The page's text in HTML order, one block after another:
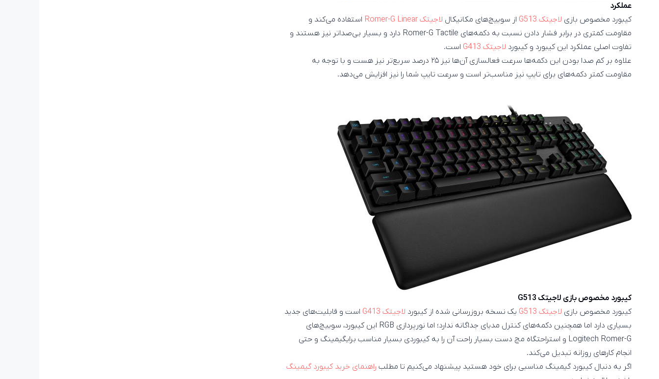
عملکرد
کیبورد مخصوص بازی لاجیتک G513 از سوییچ‌های مکانیکال لاجیتک Romer-G Linear
استفاده می‌کند و
مقاومت کمتری در برابر فشار دادن نسبت به دکمه‌های Romer-G Tactile دارد و بسیار بی‌صداتر نیز هستند و
تفاوت اصلی عملکرد این کیبورد و کیبورد لاجیتک G413
است.
علاوه بر کم صدا بودن این دکمه‌ها سرعت فعالسازی آن‌ها نیز ۲۵ درصد سریع‌تر نیز هست و با توجه به
مقاومت کمتر دکمه‌های برای تایپ نیز مناسب‌تر است و سرعت تایپ شما را نیز افزایش می‌دهد.
کیبورد مخصوص بازی لاجیتک G513
کیبورد مخصوص بازی لاجیتک G513 یک نسخه بروزرسانی شده از کیبورد لاجیتک G413
است و قابلیت‌های جدید
بسیاری دارد اما همچنین دکمه‌های کنترل مدیای جداگانه ندارد؛ اما نورپردازی RGB این کیبورد، سوییچ‌های
Logitech Romer-G و استراحتگاه مچ دست بسیار راحت آن را به کیبوردی بسیار مناسب برایگیمینگ و حتی
انجام کارهای روزانه تبدیل می‌کند.
اگر به دنبال کیبورد گیمینگ مناسبی برای خود هستید پیشنهاد می‌کنیم تا مطلب راهنمای خرید کیبورد گیمینگ